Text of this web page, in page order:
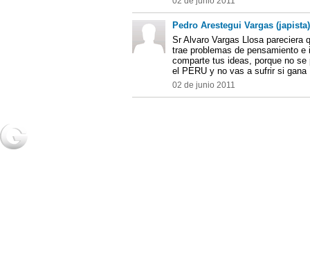
Pedro Arestegui Vargas (japista)
Sr Alvaro Vargas Llosa pareciera
trae problemas de pensamiento
comparte tus ideas, porque no
el PERU y no vas a sufrir si gana
02 de junio 2011